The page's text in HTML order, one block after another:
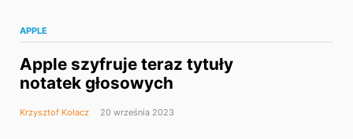
APPLE
Apple szyfruje teraz tytuły
notatek głosowych
Krzysztof Kołacz 20 września 2023